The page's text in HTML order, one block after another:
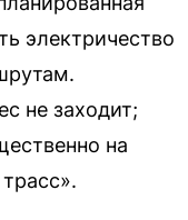
электричество
не заходит;
на